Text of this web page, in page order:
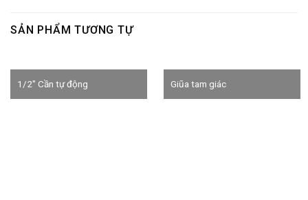
SẢN PHẨM TƯƠNG TỰ
1/2″ Cần tự động Giũa tam giác